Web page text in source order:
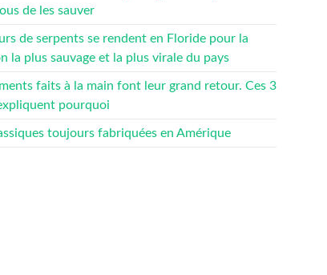
de les sauver
de serpents se rendent en Floride pour la
la plus sauvage et la plus virale du pays
faits à la main font leur grand retour. Ces 3
pourquoi
toujours fabriquées en Amérique